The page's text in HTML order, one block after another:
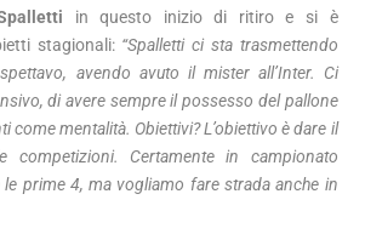
in questo inizio di ritiro e si è
stagionali: “Spalletti ci sta trasmettendo
avendo avuto il mister all’Inter. Ci
di avere sempre il possesso del pallone
come mentalità. Obiettivi? L’obiettivo è dare il
competizioni. Certamente in campionato
prime 4, ma vogliamo fare strada anche in